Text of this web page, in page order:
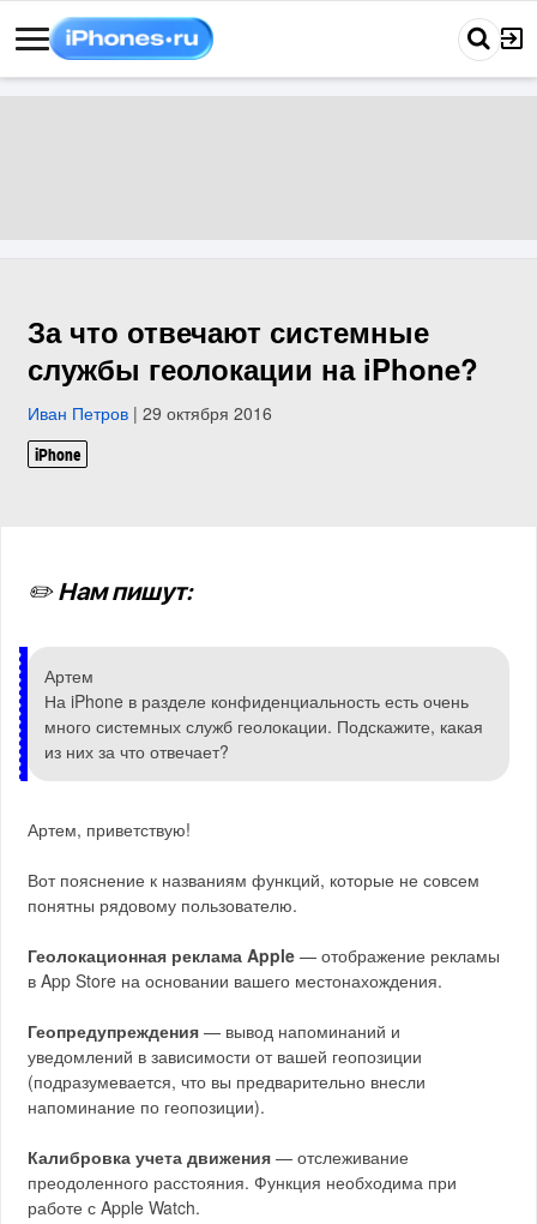
За что отвечают системные
службы геолокации на iPhone?
Иван Петров | 29 октября 2016
iPhone
✏️ Нам пишут:
Артем
На iPhone в разделе конфиденциальность есть очень
много системных служб геолокации. Подскажите, какая
из них за что отвечает?
Артем, приветствую!
Вот пояснение к названиям функций, которые не совсем
понятны рядовому пользователю.
Геолокационная реклама Apple — отображение рекламы
в App Store на основании вашего местонахождения.
Геопредупреждения — вывод напоминаний и
уведомлений в зависимости от вашей геопозиции
(подразумевается, что вы предварительно внесли
напоминание по геопозиции).
Калибровка учета движения — отслеживание
преодоленного расстояния. Функция необходима при
работе с Apple Watch.